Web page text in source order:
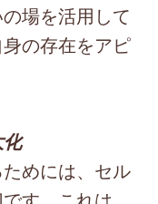
場を活用して
の存在をアピ
めには、セル
す。これは、